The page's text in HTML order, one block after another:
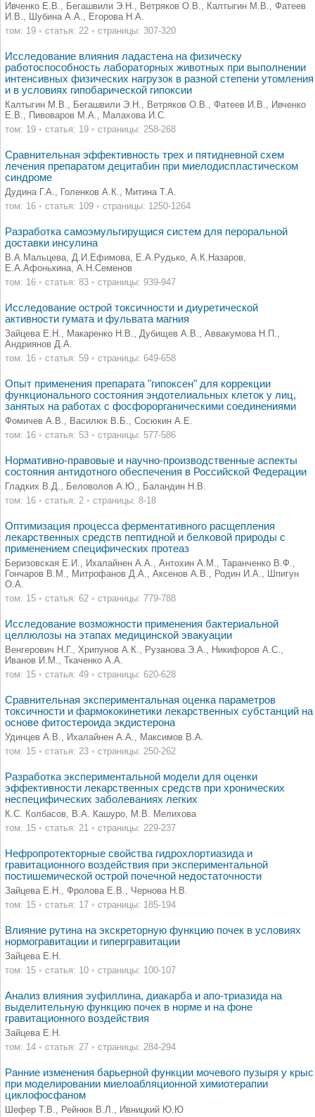
Ивченко Е.В., Бегашвили Э.Н., Ветряков О.В., Калтыгин М.В., Фатеев
И.В., Шубина А.А., Егорова Н.А.
том: 19 • статья: 22 • страницы: 307-320
Исследование влияния ладастена на физическу
работоспособность лабораторных животных при выполнении
интенсивных физических нагрузок в разной степени утомления
и в условиях гипобарической гипоксии
Калтыгин М.В., Бегашвили Э.Н., Ветряков О.В., Фатеев И.В., Ивченко
Е.В., Пивоваров М.А., Малахова И.С.
том: 19 • статья: 19 • страницы: 258-268
Сравнительная эффективность трех и пятидневной схем
лечения препаратом децитабин при миелодиспластическом
синдроме
Дудина Г.А., Голенков А.К., Митина Т.А.
том: 16 • статья: 109 • страницы: 1250-1264
Разработка самоэмульгирущися систем для пероральной
доставки инсулина
В.А.Мальцева, Д.И.Ефимова, Е.А.Рудько, А.К.Назаров,
Е.А.Афонькина, А.Н.Семенов
том: 16 • статья: 83 • страницы: 939-947
Исследование острой токсичности и диуретической
активности гумата и фульвата магния
Зайцева Е.Н., Макаренко Н.В., Дубищев А.В., Аввакумова Н.П.,
Андриянов Д.А.
том: 16 • статья: 59 • страницы: 649-658
Опыт применения препарата "гипоксен" для коррекции
функционального состояния эндотелиальных клеток у лиц,
занятых на работах с фосфорорганическими соединениями
Фомичев А.В., Василюк В.Б., Сосюкин А.Е.
том: 16 • статья: 53 • страницы: 577-586
Нормативно-правовые и научно-производственные аспекты
состояния антидотного обеспечения в Российской Федерации
Гладких В.Д., Беловолов А.Ю., Баландин Н.В.
том: 16 • статья: 2 • страницы: 8-18
Оптимизация процесса ферментативного расщепления
лекарственных средств пептидной и белковой природы с
применением специфических протеаз
Беризовская Е.И., Ихалайнен А.А., Антохин А.М., Таранченко В.Ф.,
Гончаров В.М., Митрофанов Д.А., Аксенов А.В., Родин И.А., Шпигун
О.А.
том: 15 • статья: 62 • страницы: 779-788
Исследование возможности применения бактериальной
целлюлозы на этапах медицинской эвакуации
Венгерович Н.Г., Хрипунов А.К., Рузанова Э.А., Никифоров А.С.,
Иванов И.М., Ткаченко А.А.
том: 15 • статья: 49 • страницы: 620-628
Сравнительная экспериментальная оценка параметров
токсичности и фармококинетики лекарственных субстанций на
основе фитостероида экдистерона
Удинцев А.В., Ихалайнен А.А., Максимов В.А.
том: 15 • статья: 23 • страницы: 250-262
Разработка экспериментальной модели для оценки
эффективности лекарственных средств при хронических
неспецифических заболеваниях легких
К.С. Колбасов, В.А. Кашуро, М.В. Мелихова
том: 15 • статья: 21 • страницы: 229-237
Нефропротекторные свойства гидрохлортиазида и
гравитационного воздействия при экспериментальной
постишемической острой почечной недостаточности
Зайцева Е.Н., Фролова Е.В., Чернова Н.В.
том: 15 • статья: 17 • страницы: 185-194
Влияние рутина на экскреторную функцию почек в условиях
нормогравитации и гипергравитации
Зайцева Е.Н.
том: 15 • статья: 10 • страницы: 100-107
Анализ влияния эуфиллина, диакарба и апо-триазида на
выделительную функцию почек в норме и на фоне
гравитационного воздействия
Зайцева Е.Н.
том: 14 • статья: 27 • страницы: 284-294
Ранние изменения барьерной функции мочевого пузыря у крыс
при моделировании миелоабляционной химиотерапии
циклофосфаном
Шефер Т.В., Рейнюк В.Л., Ивницкий Ю.Ю